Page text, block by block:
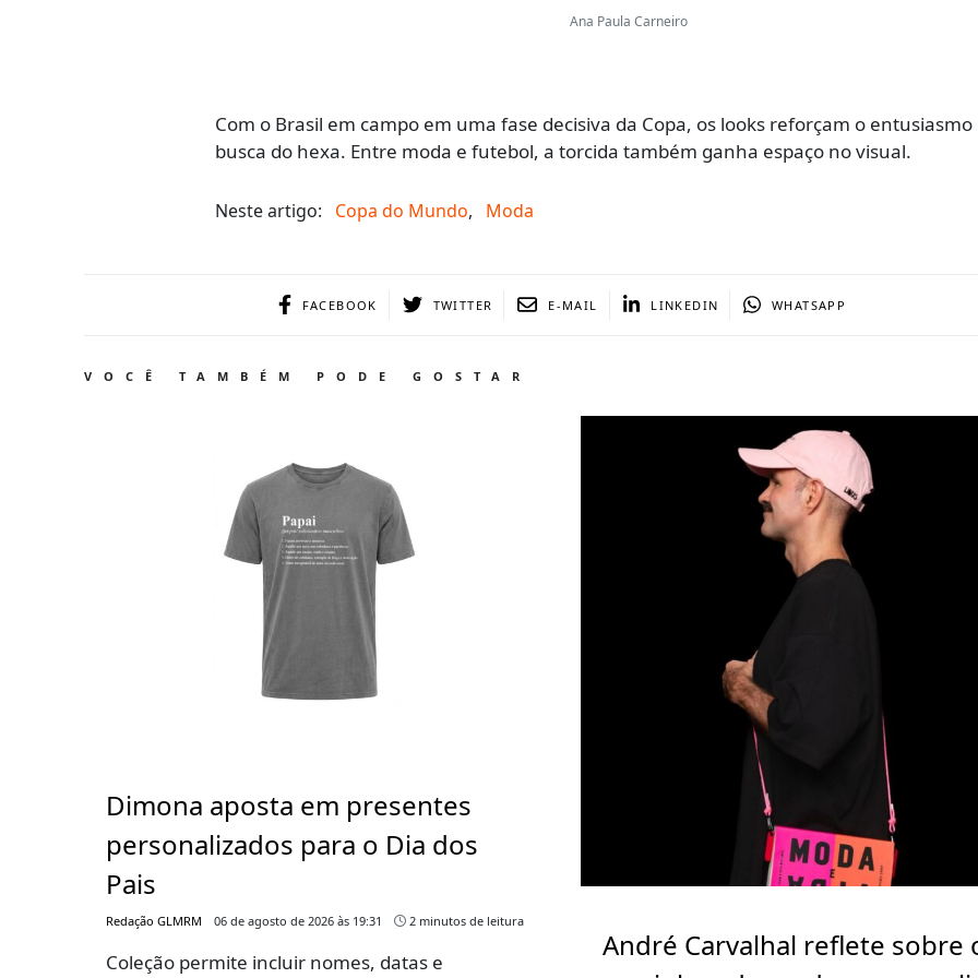
Ana Paula Carneiro
Com o Brasil em campo em uma fase decisiva da Copa, os looks reforçam o entusiasmo
busca do hexa. Entre moda e futebol, a torcida também ganha espaço no visual.
Neste artigo: Copa do Mundo, Moda
FACEBOOK TWITTER E-MAIL LINKEDIN WHATSAPP
VOCÊ TAMBÉM PODE GOSTAR
Dimona aposta em presentes
personalizados para o Dia dos
Pais
Redação GLMRM 06 de agosto de 2026 às 19:31 2 minutos de leitura
Coleção permite incluir nomes, datas e
André Carvalhal reflete sobre